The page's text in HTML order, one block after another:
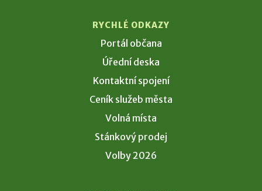
RYCHLÉ ODKAZY
Portál občana
Úřední deska
Kontaktní spojení
Ceník služeb města
Volná místa
Stánkový prodej
Volby 2026